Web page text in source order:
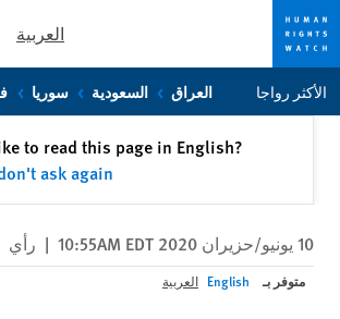
Skip
to
Skip
to
العربية
الأكثر رواجا العراق السعودية سوريا
to read this page in English?
ask again
10 يونيو/حزيران 2020 10:55AM EDT | رأي
متوفر بـ English العربية